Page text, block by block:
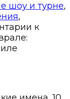
шоу и турне,
,
к